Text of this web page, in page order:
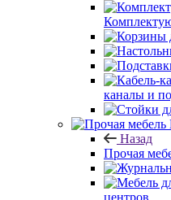
каналы и
Назад
Прочая
центров